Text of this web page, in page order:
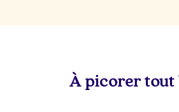
À picorer tout